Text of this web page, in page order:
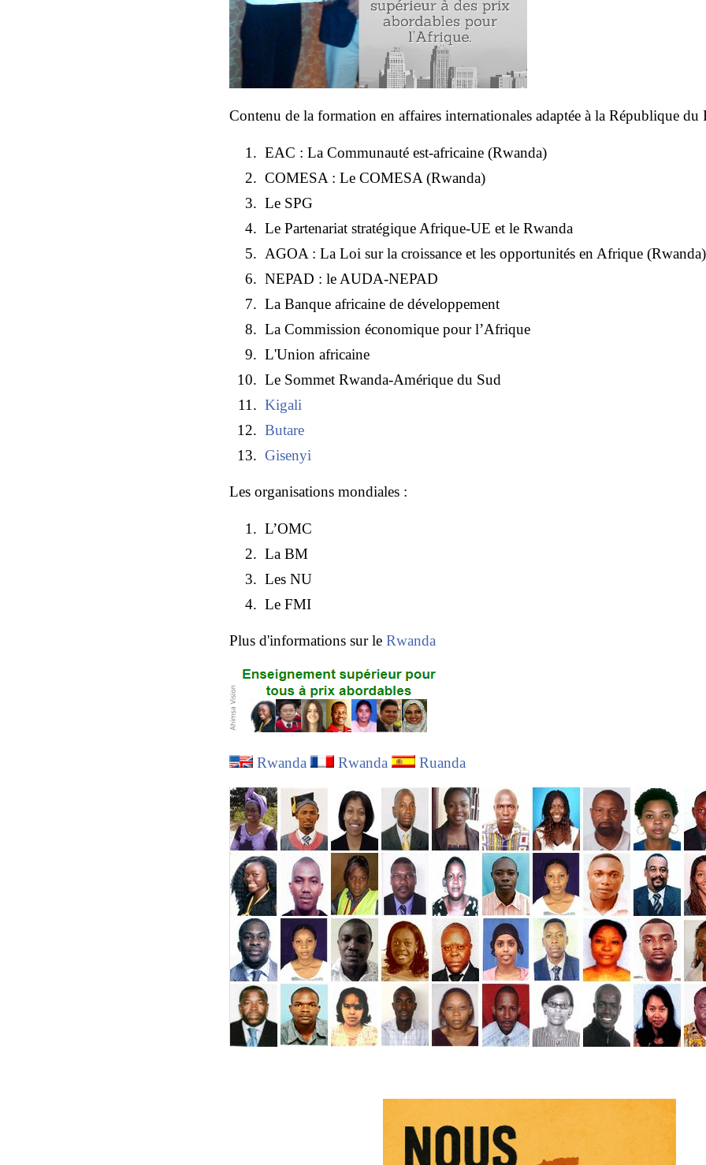
Contenu de la formation en affaires internationales adaptée à la République du
EAC : La Communauté est-africaine (Rwanda)
COMESA : Le COMESA (Rwanda)
Le SPG
Le Partenariat stratégique Afrique-UE et le Rwanda
AGOA : La Loi sur la croissance et les opportunités en Afrique (Rwanda)
NEPAD : le AUDA-NEPAD
La Banque africaine de développement
La Commission économique pour l’Afrique
L'Union africaine
Le Sommet Rwanda-Amérique du Sud
Kigali
Butare
Gisenyi
Les organisations mondiales :
L’OMC
La BM
Les NU
Le FMI
Plus d'informations sur le Rwanda
Rwanda Rwanda Ruanda